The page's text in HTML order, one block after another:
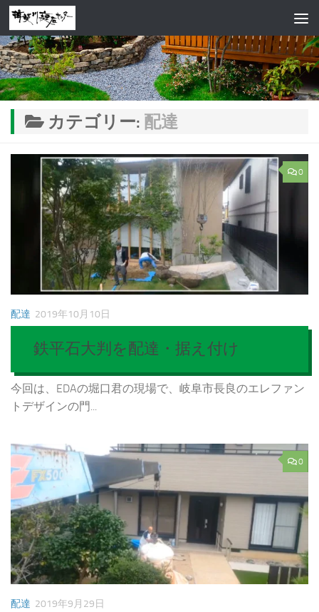
コンテンツへスキップ
カテゴリー: 配達
0
配達 2019年10月10日
鉄平石大判を配達・据え付け
今回は、EDAの堀口君の現場で、岐阜市長良のエレファン
トデザインの門...
0
配達 2019年9月29日